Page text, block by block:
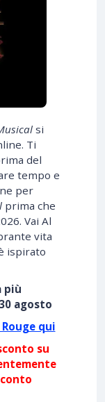
si
Ti
del
tempo e
per
prima che
Vai Al
vita
ispirato
più
agosto
qui
su